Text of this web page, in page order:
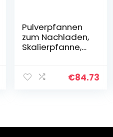
Pulverpfannen
zum Nachladen,
Skalierpfanne,
Aluminiumpfann
€84.73